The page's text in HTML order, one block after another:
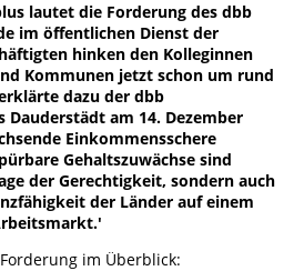
lautet die Forderung des dbb
im öffentlichen Dienst der
hinken den Kolleginnen
Kommunen jetzt schon um rund
dazu der dbb
Dauderstädt am 14. Dezember
Einkommensschere
Gehaltszuwächse sind
der Gerechtigkeit, sondern auch
der Länder auf einem
im Überblick: